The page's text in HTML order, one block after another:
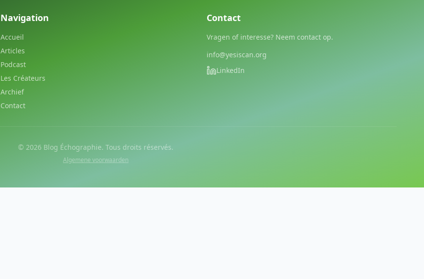
Navigation
Accueil
Articles
Podcast
Les Créateurs
Archief
Contact
Contact
Vragen of interesse? Neem contact op.
info@yesiscan.org
LinkedIn
© 2026 Blog Échographie. Tous droits réservés.
Algemene voorwaarden